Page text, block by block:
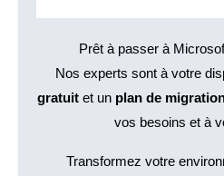
Prêt à passer à
Nos experts sont à votre
gratuit et un plan de
vos besoins et à
Transformez votre